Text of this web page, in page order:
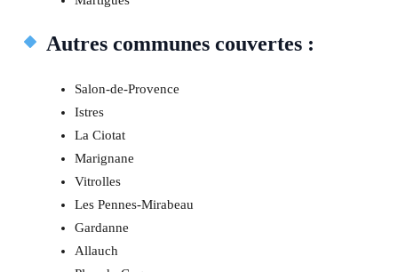
Autres communes couvertes :
Salon-de-Provence
Istres
La Ciotat
Marignane
Vitrolles
Les Pennes-Mirabeau
Gardanne
Allauch